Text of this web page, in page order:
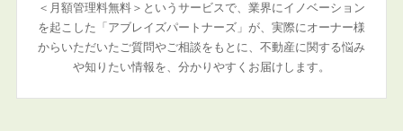
＜月額管理料無料＞というサービスで、業界にイノベーション
を起こした「アブレイズパートナーズ」が、実際にオーナー様
からいただいたご質問やご相談をもとに、不動産に関する悩み
や知りたい情報を、分かりやすくお届けします。